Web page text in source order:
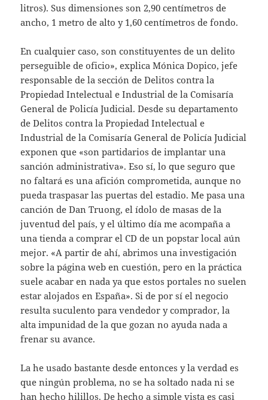
litros). Sus dimensiones son 2,90 centímetros de
ancho, 1 metro de alto y 1,60 centímetros de fondo.
En cualquier caso, son constituyentes de un delito
perseguible de oficio», explica Mónica Dopico, jefe
responsable de la sección de Delitos contra la
Propiedad Intelectual e Industrial de la Comisaría
General de Policía Judicial. Desde su departamento
de Delitos contra la Propiedad Intelectual e
Industrial de la Comisaría General de Policía Judicial
exponen que «son partidarios de implantar una
sanción administrativa». Eso sí, lo que seguro que
no faltará es una afición comprometida, aunque no
pueda traspasar las puertas del estadio. Me pasa una
canción de Dan Truong, el ídolo de masas de la
juventud del país, y el último día me acompaña a
una tienda a comprar el CD de un popstar local aún
mejor. «A partir de ahí, abrimos una investigación
sobre la página web en cuestión, pero en la práctica
suele acabar en nada ya que estos portales no suelen
estar alojados en España». Si de por sí el negocio
resulta suculento para vendedor y comprador, la
alta impunidad de la que gozan no ayuda nada a
frenar su avance.
La he usado bastante desde entonces y la verdad es
que ningún problema, no se ha soltado nada ni se
han hecho hilillos. De hecho a simple vista es casi